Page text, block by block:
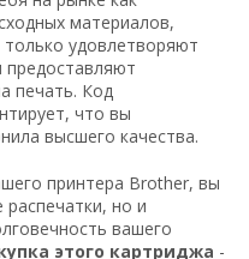
материалов,
удовлетворяют
предоставляют
печать. Код
что вы
высшего качества.
принтера Brother, вы
но и
вашего
этого картриджа -